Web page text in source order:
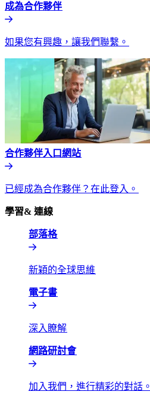
成為合作夥伴​​
如果您有興趣，讓我們聯繫。​​
合作夥伴入口網站​​
已經成為合作夥伴？在此登入。​​
學習& 連線​​
部落格​​
新穎的全球思維​​
電子書​​
深入瞭解​​
網路研討會​​
加入我們，進行精彩的對話。​​